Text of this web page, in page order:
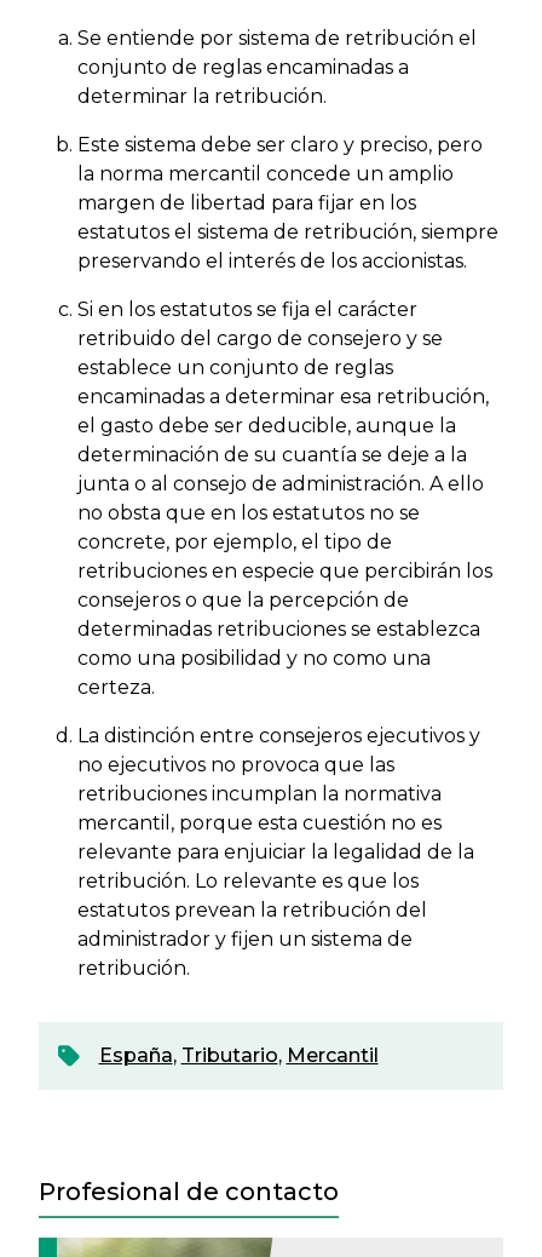
Se entiende por sistema de retribución el
conjunto de reglas encaminadas a
determinar la retribución.
Este sistema debe ser claro y preciso, pero
la norma mercantil concede un amplio
margen de libertad para fijar en los
estatutos el sistema de retribución, siempre
preservando el interés de los accionistas.
Si en los estatutos se fija el carácter
retribuido del cargo de consejero y se
establece un conjunto de reglas
encaminadas a determinar esa retribución,
el gasto debe ser deducible, aunque la
determinación de su cuantía se deje a la
junta o al consejo de administración. A ello
no obsta que en los estatutos no se
concrete, por ejemplo, el tipo de
retribuciones en especie que percibirán los
consejeros o que la percepción de
determinadas retribuciones se establezca
como una posibilidad y no como una
certeza.
La distinción entre consejeros ejecutivos y
no ejecutivos no provoca que las
retribuciones incumplan la normativa
mercantil, porque esta cuestión no es
relevante para enjuiciar la legalidad de la
retribución. Lo relevante es que los
estatutos prevean la retribución del
administrador y fijen un sistema de
retribución.
España, Tributario, Mercantil
Profesional de contacto